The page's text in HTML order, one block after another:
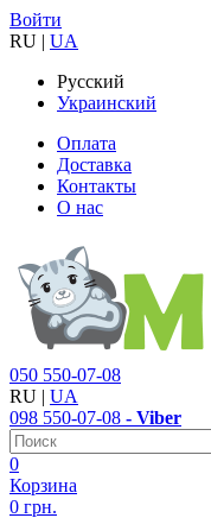
Войти
RU | UA
Русский
Украинский
Оплата
Доставка
Контакты
О нас
050 550-07-08
RU | UA
098 550-07-08 - Viber
0
Корзина
0 грн.